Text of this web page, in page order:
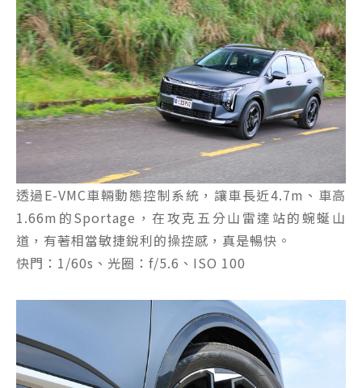
透過E-VMC車輛動態控制系統，讓車長近4.7m、車高
1.66m的Sportage，在攻克五分山雷達站的蜿蜒山
道，有著相當敏捷銳利的操控感，真是暢快。
快門：1/60s、光圈：f/5.6、ISO 100